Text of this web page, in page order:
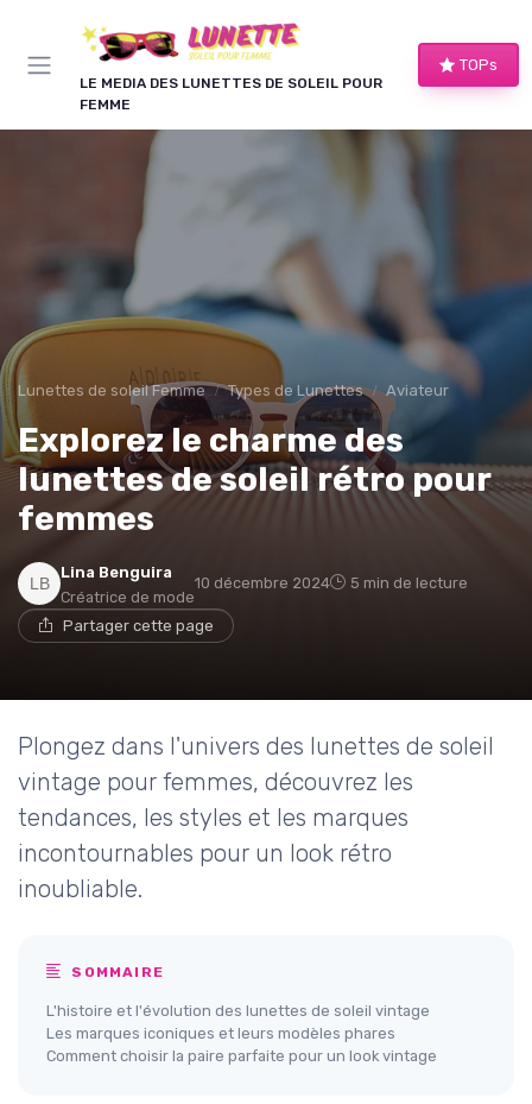
LE MEDIA DES LUNETTES DE SOLEIL POUR
FEMME
TOPs
Lunettes de soleil Femme Types de Lunettes Aviateur
Explorez le charme des
lunettes de soleil rétro pour
femmes
Lina Benguira
Créatrice de mode
10 décembre 2024 5 min de lecture
Partager cette page
Plongez dans l'univers des lunettes de soleil
vintage pour femmes, découvrez les
tendances, les styles et les marques
incontournables pour un look rétro
inoubliable.
SOMMAIRE
L'histoire et l'évolution des lunettes de soleil vintage
Les marques iconiques et leurs modèles phares
Comment choisir la paire parfaite pour un look vintage